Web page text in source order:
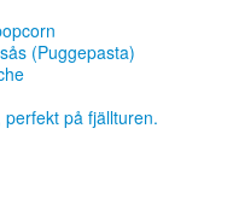
(Puggepasta)
perfekt på fjällturen.